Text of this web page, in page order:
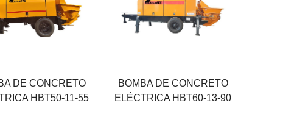
DE CONCRETO
HBT50-11-55
presión
BOMBA DE CONCRETO
ELÉCTRICA HBT60-13-90
60 M³/H
Máxima presión
90 KW